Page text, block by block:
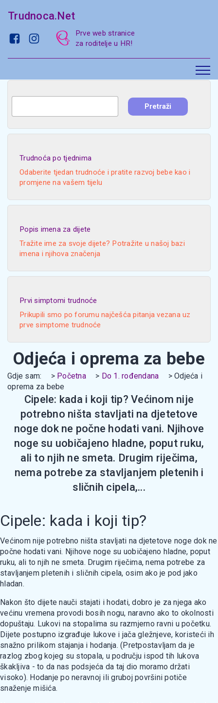
Trudnoca.Net
Prve web stranice
za roditelje u HR!
Trudnoća po tjednima
Odaberite tjedan trudnoće i pratite razvoj bebe kao i
promjene na vašem tijelu
Popis imena za dijete
Tražite ime za svoje dijete? Potražite u našoj bazi
imena i njihova značenja
Prvi simptomi trudnoće
Prikupili smo po forumu najčešća pitanja vezana uz
prve simptome trudnoće
Odjeća i oprema za bebe
Gdje sam: Početna Do 1. rođendana
Odjeća i
oprema za bebe
Cipele: kada i koji tip? Većinom nije
potrebno ništa stavljati na djetetove
noge dok ne počne hodati vani. Njihove
noge su uobičajeno hladne, poput ruku,
ali to njih ne smeta. Drugim riječima,
nema potrebe za stavljanjem pletenih i
sličnih cipela,...
Cipele: kada i koji tip?
Većinom nije potrebno ništa stavljati na djetetove noge dok ne
počne hodati vani. Njihove noge su uobičajeno hladne, poput
ruku, ali to njih ne smeta. Drugim riječima, nema potrebe za
stavljanjem pletenih i sličnih cipela, osim ako je pod jako
hladan.
Nakon što dijete nauči stajati i hodati, dobro je za njega ako
većinu vremena provodi bosih nogu, naravno ako to okolnosti
dopuštaju. Lukovi na stopalima su razmjerno ravni u početku.
Dijete postupno izgrađuje lukove i jača gležnjeve, koristeći ih
snažno prilikom stajanja i hodanja. (Pretpostavljam da je
razlog zbog kojeg su stopala, u području ispod tih lukova
škakljiva - to da nas podsjeća da taj dio moramo držati
visoko). Hodanje po neravnoj ili gruboj površini potiče
snaženje mišića.